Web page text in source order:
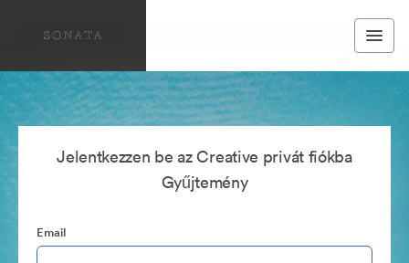
Jelentkezzen be az Creative privát fiókba
Gyűjtemény
Email